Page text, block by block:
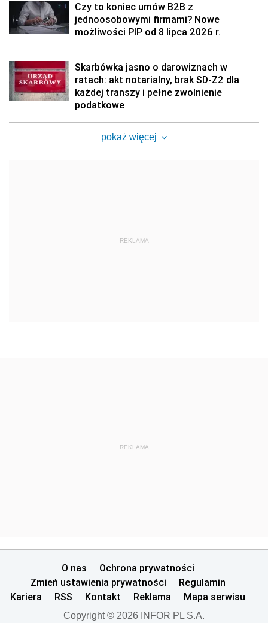
Czy to koniec umów B2B z
jednoosobowymi firmami? Nowe
możliwości PIP od 8 lipca 2026 r.
Skarbówka jasno o darowiznach w
ratach: akt notarialny, brak SD-Z2 dla
każdej transzy i pełne zwolnienie
podatkowe
pokaż więcej
REKLAMA
REKLAMA
O nas
Ochrona prywatności
Zmień ustawienia prywatności
Regulamin
Kariera
RSS Kontakt Reklama Mapa serwisu
Copyright © 2026 INFOR PL S.A.